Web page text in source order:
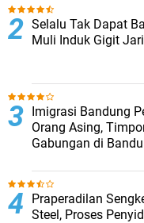
Selalu Tak Dapat
Muli Induk Gigit Jari
Imigrasi Bandung
Orang Asing,
Gabungan di
Praperadilan
Steel, Proses